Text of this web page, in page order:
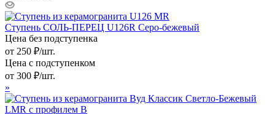
Ступень СОЛЬ-ПЕРЕЦ U126R Серо-бежевый
Цена без подступенка
от 250 ₽/шт.
Цена с подступенком
от 300 ₽/шт.
»